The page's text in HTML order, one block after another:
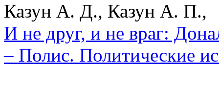
Казун А. Д., Казун А. П.,
И не друг, и не враг:
– Полис. Политические